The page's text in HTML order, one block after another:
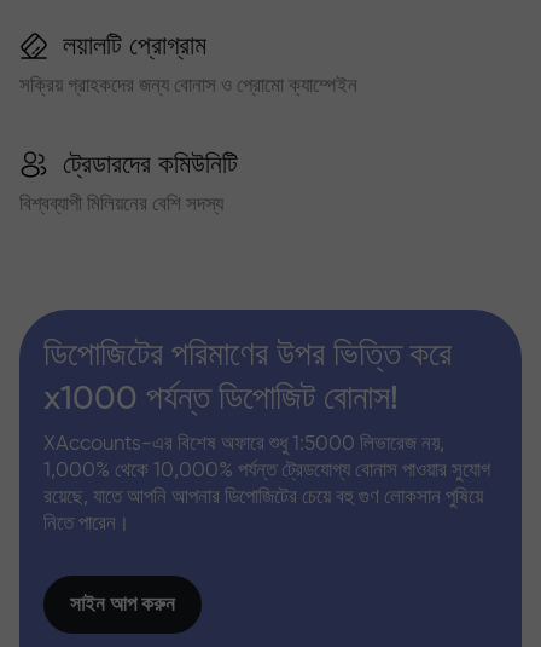
লয়ালটি প্রোগ্রাম
সক্রিয় গ্রাহকদের জন্য বোনাস ও প্রোমো ক্যাম্পেইন
ট্রেডারদের কমিউনিটি
বিশ্বব্যাপী মিলিয়নের বেশি সদস্য
ডিপোজিটের পরিমাণের উপর ভিত্তি করে
x1000 পর্যন্ত ডিপোজিট বোনাস!
XAccounts-এর বিশেষ অফারে শুধু 1:5000 লিভারেজ নয়,
1,000% থেকে 10,000% পর্যন্ত ট্রেডযোগ্য বোনাস পাওয়ার সুযোগ
রয়েছে, যাতে আপনি আপনার ডিপোজিটের চেয়ে বহু গুণ লোকসান পুষিয়ে
নিতে পারেন।
সাইন আপ করুন